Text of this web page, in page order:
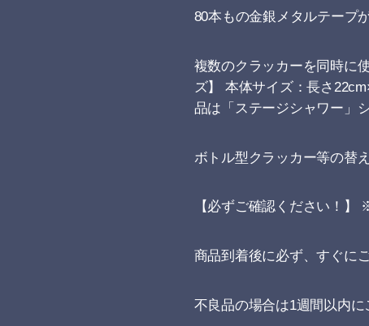
80本もの金銀メタルテープ
複数のクラッカーを同時に
ズ】 本体サイズ：長さ
品は「ステージシャワー」
ボトル型クラッカー等の替
【必ずご確認ください！
商品到着後に必ず、すぐに
不良品の場合は1週間以内に